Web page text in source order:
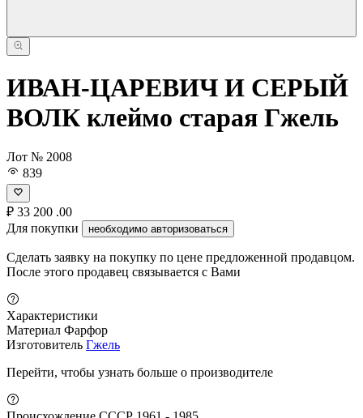
ИВАН-ЦАРЕВИЧ И СЕРЫЙ
ВОЛК клеймо старая Гжель
Лот № 2008
839
₽ 33 200 .00
Для покупки
необходимо авторизоваться
Сделать заявку на покупку по цене предложенной продавцом.
После этого продавец связывается с Вами
Характеристики
Материал Фарфор
Изготовитель Гжель
Перейти, чтобы узнать больше о производителе